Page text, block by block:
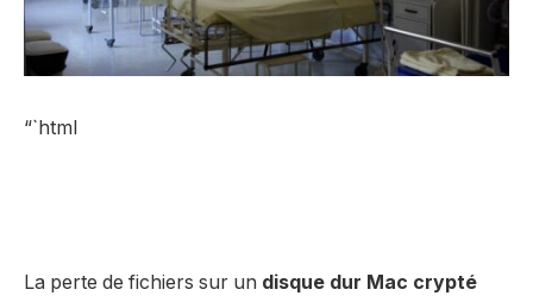
“`html
La perte de fichiers sur un disque dur Mac crypté